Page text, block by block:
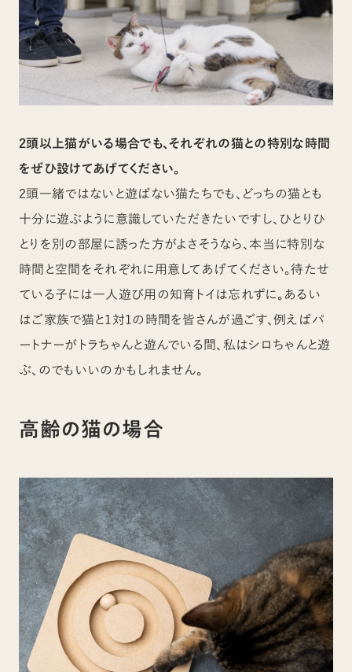
2頭以上猫がいる場合でも、それぞれの猫との特別な時間
をぜひ設けてあげてください。
2頭一緒ではないと遊ばない猫たちでも、どっちの猫とも
十分に遊ぶように意識していただきたいですし、ひとりひ
とりを別の部屋に誘った方がよさそうなら、本当に特別な
時間と空間をそれぞれに用意してあげてください。待たせ
ている子には一人遊び用の知育トイは忘れずに。あるい
はご家族で猫と1対1の時間を皆さんが過ごす、例えばパ
ートナーがトラちゃんと遊んでいる間、私はシロちゃんと遊
ぶ、のでもいいのかもしれません。
高齢の猫の場合